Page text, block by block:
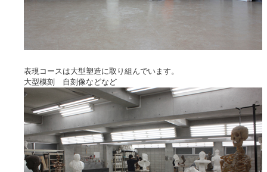
表現コースは大型塑造に取り組んでいます。
大型模刻 自刻像などなど